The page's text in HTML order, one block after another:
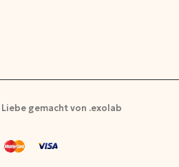
gemacht von .exolab